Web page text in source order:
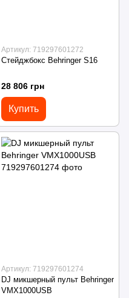
Артикул: 719297601272
Cтейджбокс Behringer S16
28 806 грн
Купить
Артикул: 719297601274
DJ микшерный пульт Behringer
VMX1000USB